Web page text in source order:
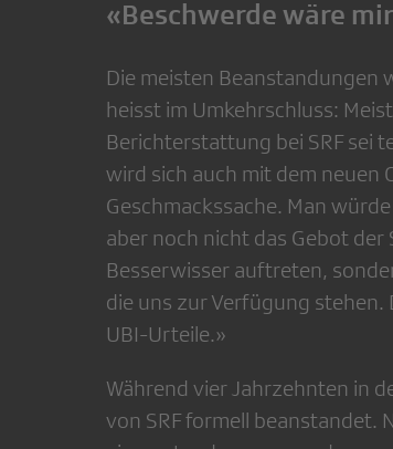
«Beschwerde wäre
Die meisten Beanstandungen
heisst im Umkehrschluss:
Berichterstattung bei SRF sei
wird sich auch mit dem neuen
Geschmackssache. Man
aber noch nicht das Gebot der
Besserwisser auftreten,
die uns zur Verfügung stehen.
UBI-Urteile.»
Während vier Jahrzehnten in
von SRF formell beanstandet.